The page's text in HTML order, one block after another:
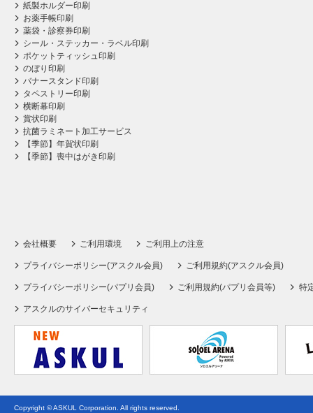
紙製ホルダー印刷
お薬手帳印刷
薬袋・診察券印刷
シール・ステッカー・ラベル印刷
ポケットティッシュ印刷
のぼり印刷
バナースタンド印刷
タペストリー印刷
横断幕印刷
賞状印刷
抗菌ラミネート加工サービス
【季節】年賀状印刷
【季節】喪中はがき印刷
会社概要 ご利用環境 ご利用上の注意
プライバシーポリシー(アスクル会員) ご利用規約(アスクル会員)
プライバシーポリシー(パプリ会員) ご利用規約(パプリ会員等) 特
アスクルのサイバーセキュリティ
Copyright © ASKUL Corporation. All rights reserved.